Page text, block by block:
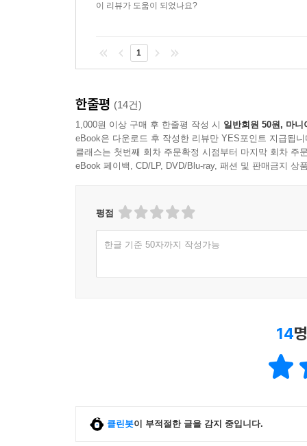
이 리뷰가 도움이 되었나요?
1
한줄평 (14건)
1,000원 이상 구매 후 한줄평 작성 시 일반회원 50원, 마니
eBook은 다운로드 후 작성한 리뷰만 YES포인트 지급됩니
클래스는 첫번째 회차 주문확정 시점부터 마지막 회차 주
eBook 페이백, CD/LP, DVD/Blu-ray, 패션 및 판매금지 상
평점
한글 기준 50자까지 작성가능
14
클린봇이 부적절한 글을 감지 중입니다.